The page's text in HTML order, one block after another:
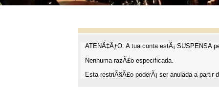
ATENÃ‡ÃƒO: A tua conta estÃ¡ SUSPENSA
Nenhuma razÃ£o especificada.
Esta restriÃ§Ã£o poderÃ¡ ser anulada a partir